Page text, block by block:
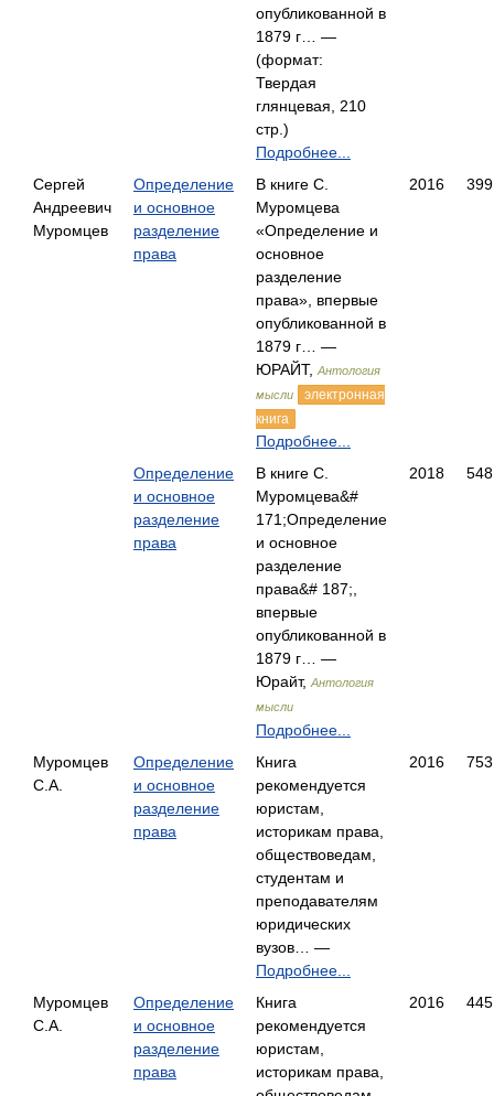
опубликованной в
1879 г… —
(формат:
Твердая
глянцевая, 210
стр.)
Подробнее...
Сергей
Андреевич
Муромцев
Определение
и основное
разделение
права
В книге С.
Муромцева
«Определение и
основное
разделение
права», впервые
опубликованной в
1879 г… —
ЮРАЙТ, Антология
мысли
электронная
книга
Подробнее...
2016 399
Определение
и основное
разделение
права
В книге С.
Муромцева&#
171;Определение
и основное
разделение
права&# 187;,
впервые
опубликованной в
1879 г… —
Юрайт, Антология
мысли
Подробнее...
2018 548
Муромцев
С.А.
Определение
и основное
разделение
права
Книга
рекомендуется
юристам,
историкам права,
обществоведам,
студентам и
преподавателям
юридических
вузов… —
Подробнее...
2016 753
Муромцев
С.А.
Определение
и основное
разделение
права
Книга
рекомендуется
юристам,
историкам права,
2016 445